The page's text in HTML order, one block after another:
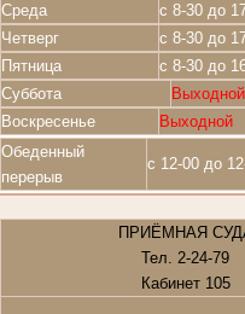
Среда
с 8-30 до
Четверг
с 8-30 до
Пятница
с 8-30 до
Суббота
Выходной
Воскресенье
Выходной
Обеденный
перерыв
с 12-00 до
ПРИЁМНАЯ
Тел. 2-24-79
Кабинет 105